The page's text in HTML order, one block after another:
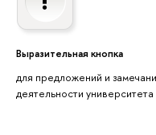
Выразительная кнопка
для предложений и
деятельности